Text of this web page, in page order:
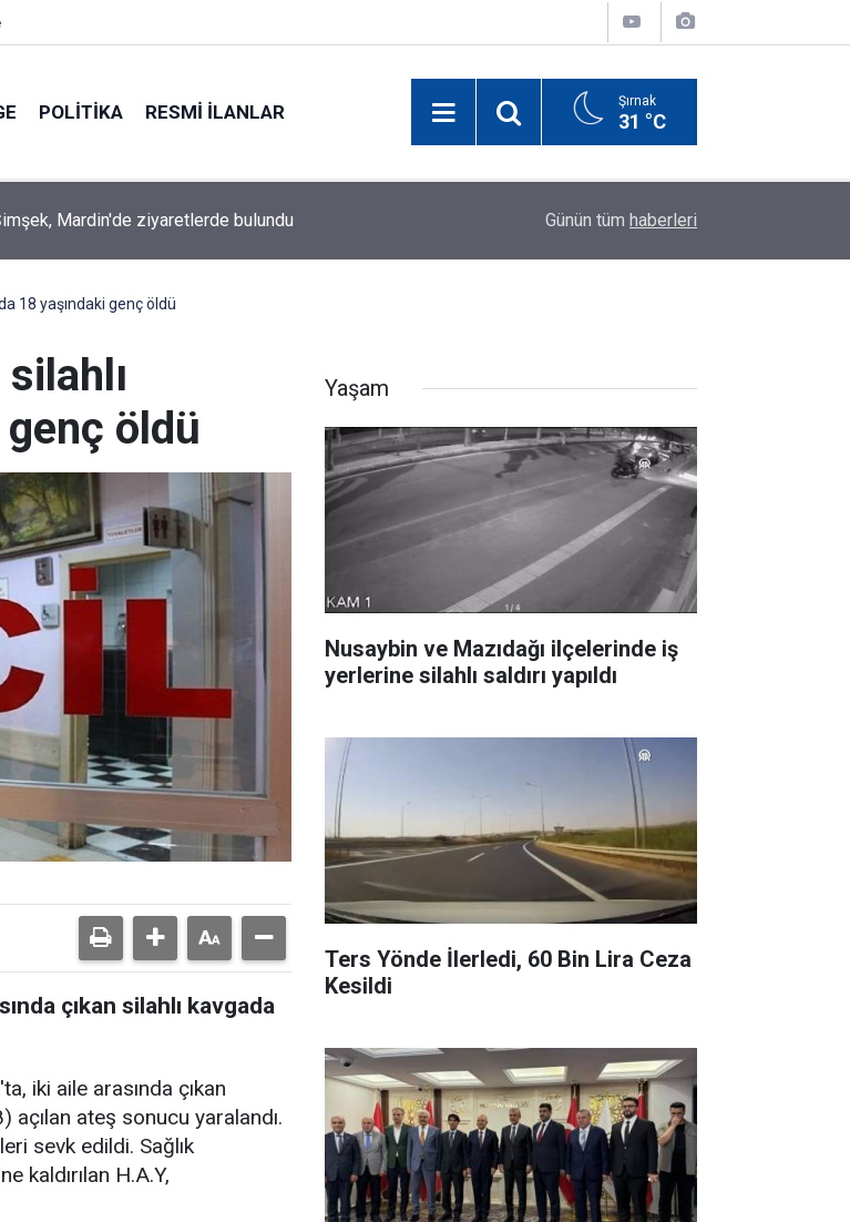
POLITIKA RESMI İLANLAR Şırnak
31 °C
7 Ağustos Şırnak'ta Günün Öne Çıkan Haberleri
Günün tüm haberleri
18 yaşındaki genç öldü
genç öldü
çıkan silahlı kavgada
iki aile arasında çıkan
açılan ateş sonucu yaralandı.
sevk edildi. Sağlık
kaldırılan H.A.Y,
Yaşam
Nusaybin ve Mazıdağı ilçelerinde iş
yerlerine silahlı saldırı yapıldı
Ters Yönde İlerledi, 60 Bin Lira Ceza
Kesildi